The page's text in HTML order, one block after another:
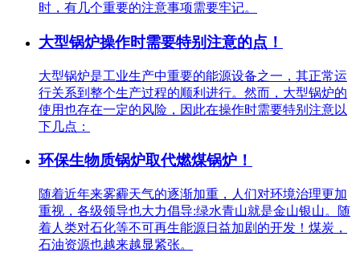
时，有几个重要的注意事项需要牢记。
大型锅炉操作时需要特别注意的点！
大型锅炉是工业生产中重要的能源设备之一，其正常运
行关系到整个生产过程的顺利进行。然而，大型锅炉的
使用也存在一定的风险，因此在操作时需要特别注意以
下几点：
环保生物质锅炉取代燃煤锅炉！
随着近年来雾霾天气的逐渐加重，人们对环境治理更加
重视，各级领导也大力倡导:绿水青山就是金山银山。随
着人类对石化等不可再生能源日益加剧的开发！煤炭，
石油资源也越来越显紧张。